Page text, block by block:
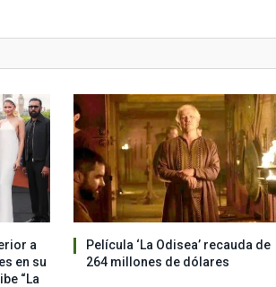
a
en su
“La
Película ‘La Odisea’ recauda de
264 millones de dólares